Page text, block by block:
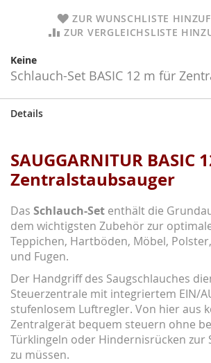
ZUR WUNSCHLISTE
ZUR VERGLEICHSLISTE
Keine
Schlauch-Set BASIC 12 m für
Details
SAUGGARNITUR BASIC
Zentralstaubsauger
Das Schlauch-Set enthält die
dem wichtigsten Zubehör zur
Teppichen, Hartböden, Möbel,
und Fugen.
Der Handgriff des Saugschlauches
Steuerzentrale mit integriertem EIN/
stufenlosem Luftregler. Von hier aus
Zentralgerät bequem steuern ohne
Türklingeln oder Hindernisrücken zur
zu müssen.